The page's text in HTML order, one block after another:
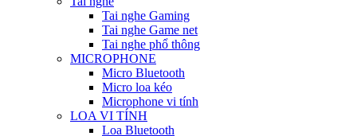
Tai nghe Gaming
Tai nghe Game net
Tai nghe phổ thông
MICROPHONE
Micro Bluetooth
Micro loa kéo
Microphone vi tính
LOA VI TÍNH
Loa Bluetooth